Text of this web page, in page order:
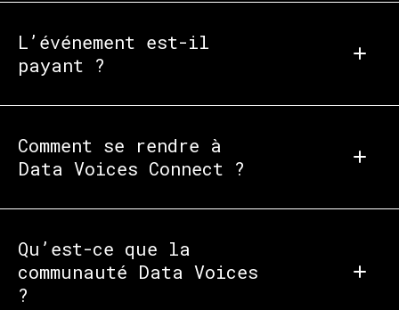
L’événement est-il
payant ?
Comment se rendre à
Data Voices Connect ?
Qu’est-ce que la
communauté Data Voices
?